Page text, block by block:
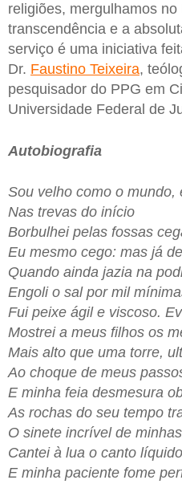
religiões, mergulhamos
transcendência e a
serviço é uma iniciativa
Dr. Faustino Teixeira,
pesquisador do PPG em
Universidade Federal de
Autobiografia
Sou velho como o mundo,
Nas trevas do início
Borbulhei pelas fossas
Eu mesmo cego: mas já
Quando ainda jazia na
Engoli o sal por mil
Fui peixe ágil e viscoso.
Mostrei a meus filhos os
Mais alto que uma torre,
Ao choque de meus
E minha feia desmesura
As rochas do seu tempo
O sinete incrível de
Cantei à lua o canto
E minha paciente fome